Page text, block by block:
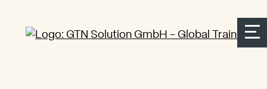
Accesskey: [Alt+1]
Accesskey: [Alt+2]